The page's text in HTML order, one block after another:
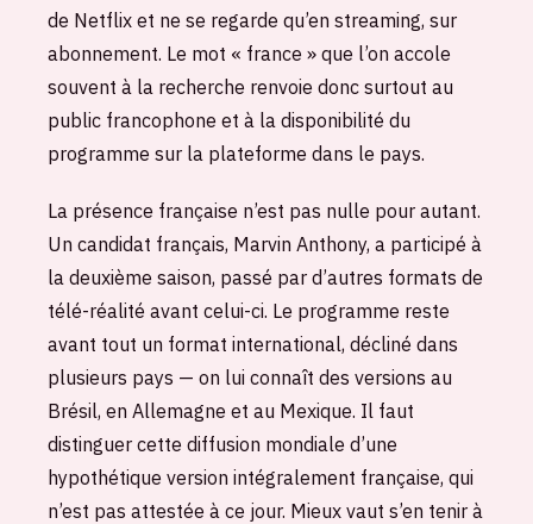
de Netflix et ne se regarde qu’en streaming, sur
abonnement. Le mot « france » que l’on accole
souvent à la recherche renvoie donc surtout au
public francophone et à la disponibilité du
programme sur la plateforme dans le pays.
La présence française n’est pas nulle pour autant.
Un candidat français, Marvin Anthony, a participé à
la deuxième saison, passé par d’autres formats de
télé-réalité avant celui-ci. Le programme reste
avant tout un format international, décliné dans
plusieurs pays — on lui connaît des versions au
Brésil, en Allemagne et au Mexique. Il faut
distinguer cette diffusion mondiale d’une
hypothétique version intégralement française, qui
n’est pas attestée à ce jour. Mieux vaut s’en tenir à